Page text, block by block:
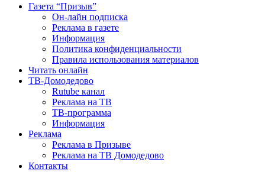
Газета “Призыв”
Он-лайн подписка
Реклама в газете
Информация
Политика конфиденциальности
Правила использования материалов
Читать онлайн
ТВ-Домодедово
Rutube канал
Реклама на ТВ
ТВ-программа
Информация
Реклама
Реклама в Призыве
Реклама на ТВ Домодедово
Контакты